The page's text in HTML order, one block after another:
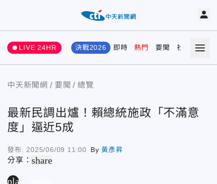
LIVE 24HR 決戰2026 即時 熱門 要聞 社會 娛樂
中天新聞網 要聞 總覽
最新民調出爐！賴總統施政「不滿意
度」逼近5成
發布: 2025/06/09 11:00 By黃彥昇
分享：share
play_arrow